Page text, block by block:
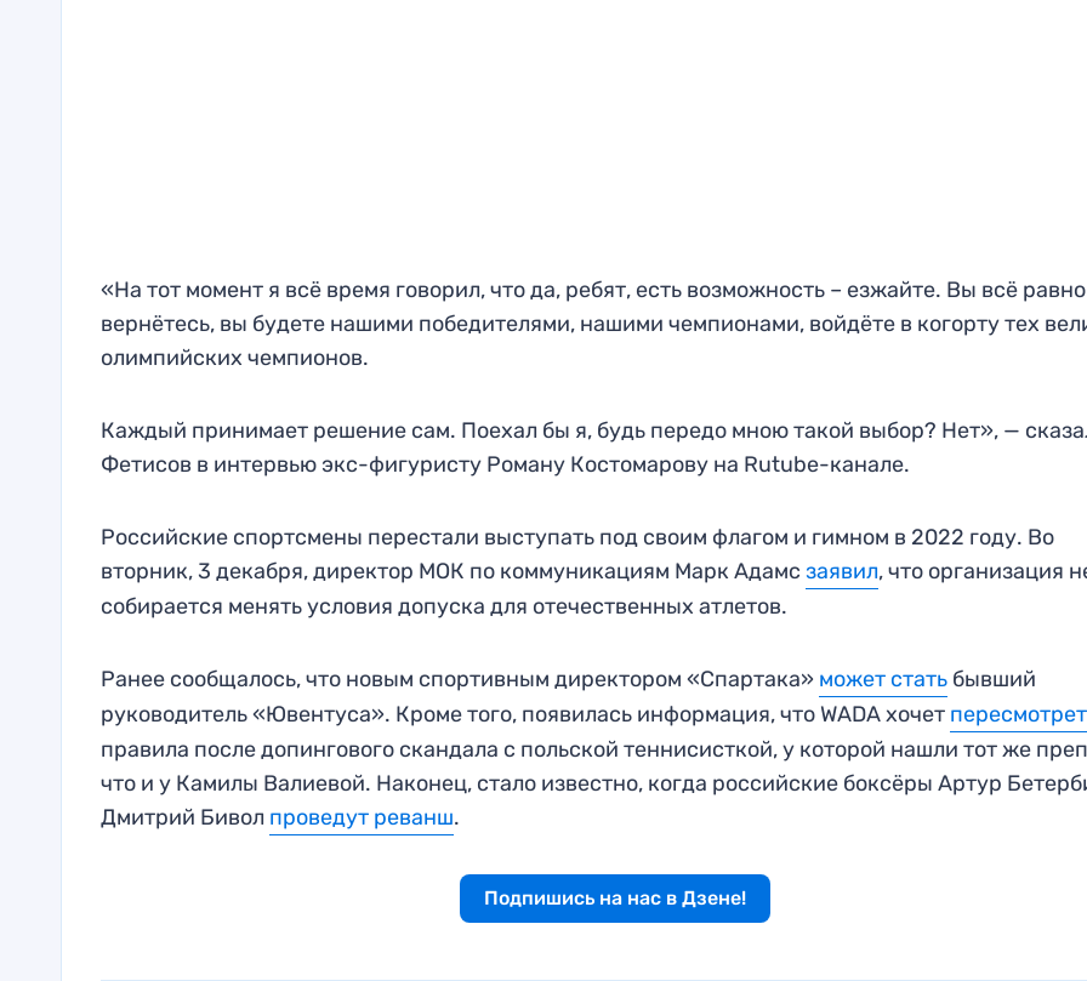
«На тот момент я всё время говорил, что да, ребят, есть возможность – езжайте. Вы всё равно
вернётесь, вы будете нашими победителями, нашими чемпионами, войдёте в когорту тех
олимпийских чемпионов.
Каждый принимает решение сам. Поехал бы я, будь передо мною такой выбор? Нет», —
Фетисов в интервью экс-фигуристу Роману Костомарову на Rutube-канале.
Российские спортсмены перестали выступать под своим флагом и гимном в 2022 году. Во
вторник, 3 декабря, директор МОК по коммуникациям Марк Адамс заявил, что организация
собирается менять условия допуска для отечественных атлетов.
Ранее сообщалось, что новым спортивным директором «Спартака» может статьбывший
руководитель «Ювентуса». Кроме того, появилась информация, что WADA хочет
правила после допингового скандала с польской теннисисткой, у которой нашли тот же
что и у Камилы Валиевой. Наконец, стало известно, когда российские боксёры Артур
Дмитрий Бивол проведут реванш.
Подпишись на нас в Дзене!